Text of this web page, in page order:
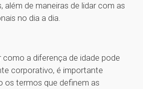
além de maneiras de lidar com as
no dia a dia.
como a diferença de idade pode
corporativo, é importante
os termos que definem as